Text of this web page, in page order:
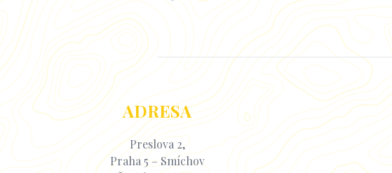
ADRESA
Preslova 2,
Praha 5 – Smíchov